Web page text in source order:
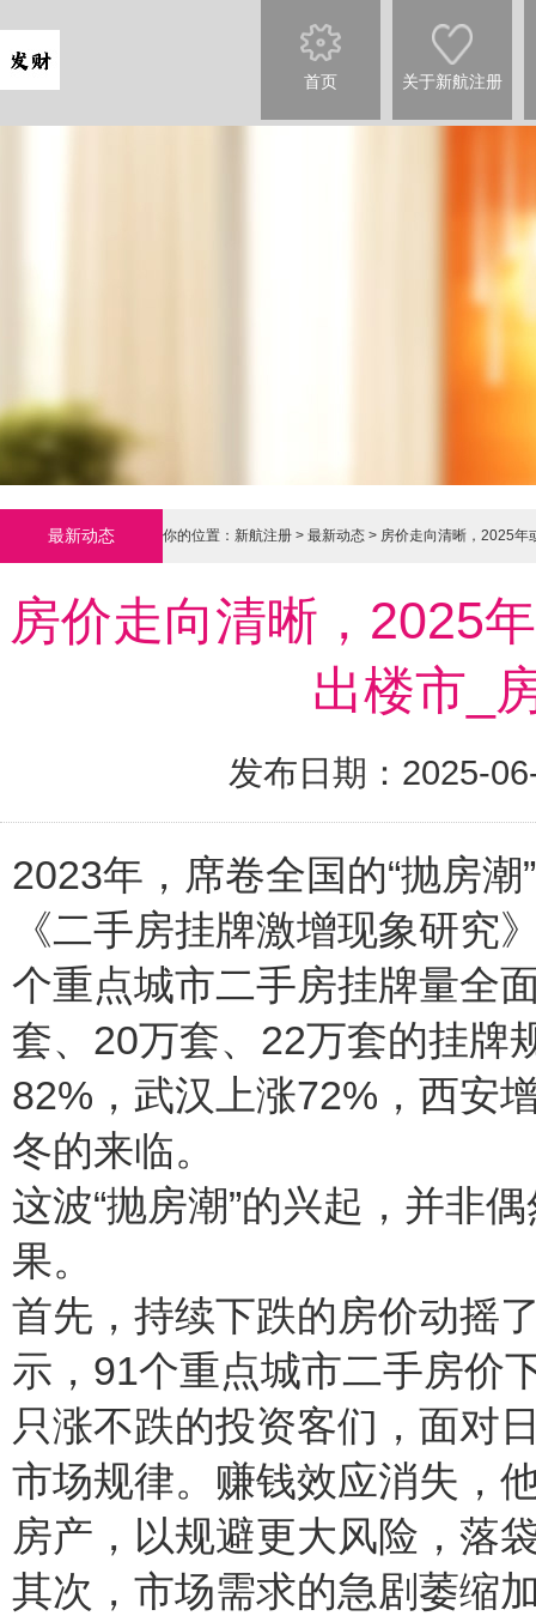
首页 关于新航注册
最新动态 你的位置： 新航注册 > 最新动态 > 房价走向清晰，2025年
房价走向清晰，2025
出楼市_
发布日期：2025-
2023年，席卷全国的“抛房
《二手房挂牌激增现象研究
个重点城市二手房挂牌量全
套、20万套、22万套的挂牌
82%，武汉上涨72%，西安
冬的来临。
这波“抛房潮”的兴起，并非
果。
首先，持续下跌的房价动摇
示，91个重点城市二手房价
只涨不跌的投资客们，面对
市场规律。赚钱效应消失，
房产，以规避更大风险，落
其次，市场需求的急剧萎缩